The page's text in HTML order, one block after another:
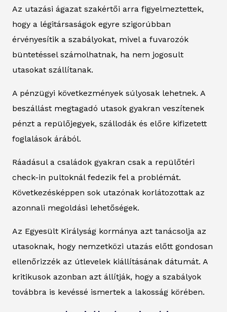
Az utazási ágazat szakértői arra figyelmeztettek,
hogy a légitársaságok egyre szigorúbban
érvényesítik a szabályokat, mivel a fuvarozók
büntetéssel számolhatnak, ha nem jogosult
utasokat szállítanak.
A pénzügyi következmények súlyosak lehetnek. A
beszállást megtagadó utasok gyakran veszítenek
pénzt a repülőjegyek, szállodák és előre kifizetett
foglalások árából.
Ráadásul a családok gyakran csak a repülőtéri
check-in pultoknál fedezik fel a problémát.
Következésképpen sok utazónak korlátozottak az
azonnali megoldási lehetőségek.
Az Egyesült Királyság kormánya azt tanácsolja az
utasoknak, hogy nemzetközi utazás előtt gondosan
ellenőrizzék az útlevelek kiállításának dátumát. A
kritikusok azonban azt állítják, hogy a szabályok
továbbra is kevéssé ismertek a lakosság körében.